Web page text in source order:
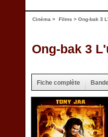
Cinéma > Films > Ong-bak 3
Ong-bak 3
Fiche complète